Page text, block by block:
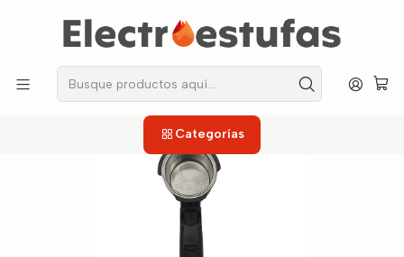
Categorías
los repuestos que necesitas, sin salir de casa!
Portafiltro + Filtro Cafetera Espresso Home Elements